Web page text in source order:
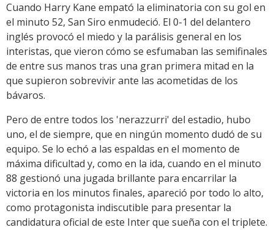
Cuando Harry Kane empató la eliminatoria con su gol en
el minuto 52, San Siro enmudeció. El 0-1 del delantero
inglés provocó el miedo y la parálisis general en los
interistas, que vieron cómo se esfumaban las semifinales
de entre sus manos tras una gran primera mitad en la
que supieron sobrevivir ante las acometidas de los
bávaros.
Pero de entre todos los 'nerazzurri' del estadio, hubo
uno, el de siempre, que en ningún momento dudó de su
equipo. Se lo echó a las espaldas en el momento de
máxima dificultad y, como en la ida, cuando en el minuto
88 gestionó una jugada brillante para encarrilar la
victoria en los minutos finales, apareció por todo lo alto,
como protagonista indiscutible para presentar la
candidatura oficial de este Inter que sueña con el triplete.